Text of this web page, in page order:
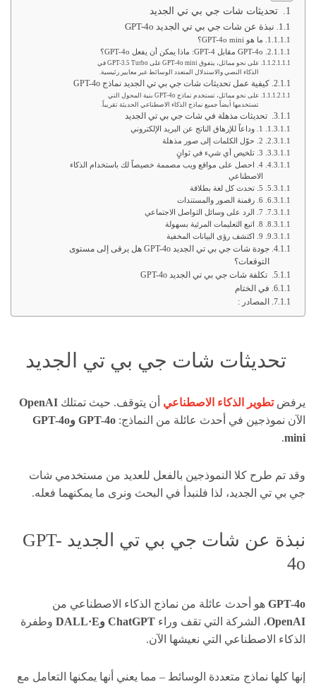
تحديثات شات جي بي تي الجديد
نبذة عن شات جي بي تي الجديد GPT-4o
ما هو GPT-4o mini؟
GPT-4o مقابل GPT-4: ماذا يمكن أن يفعل GPT-4o؟
على نحو مماثل، يتفوق GPT-4o mini على GPT-3.5 Turbo في
الذكاء النصي والاستدلال المتعدد الوسائط عبر معايير رئيسية.
كيفية عمل تحديثات شات جي بي تي الجديد نماذج GPT-4o
على نحو مماثل، تستخدم نماذج GPT-4o بنية المحول التي
تستخدمها أيضاً جميع نماذج الذكاء الاصطناعي الحديثة تقريباً.
تحديثات مذهلة في شات جي بي تي الجديد
1. وداعاً للإرهاق الناتج عن البريد الإلكتروني
2. حوّل الكلمات إلى صور مذهلة
3. تلخيص أي شيء في ثوانٍ
4. احصل على مواقع ويب مصممة خصيصاً لك باستخدام الذكاء
الاصطناعي
5. تحدث كل لغة بطلاقة
6. رقمنة الصور والمستندات
7. الرد على وسائل التواصل الاجتماعي
8. اتبع التعليمات المرئية بسهولة
9. اكتشف رؤى البيانات المخفية
جودة شات جي بي تي الجديد GPT-4o هل يرقى إلى مستوى
التوقعات؟
تكلفة شات جي بي تي الجديد GPT-4o
في الختام
المصادر :
تحديثات شات جي بي تي الجديد
يرفضتطوير الذكاء الاصطناعي أن يتوقف. حيث تمتلك OpenAI
الآن نموذجين في أحدث عائلة من النماذج:
GPT-4o وGPT-4o
mini
.
وقد تم طرح كلا النموذجين بالفعل للعديد من مستخدمي شات
جي بي تي الجديد، لذا فلنبدأ في البحث ونرى ما يمكنهما فعله.
نبذة عن شات جي بي تي الجديد GPT-
4o
GPT-4o هو أحدث عائلة من نماذج الذكاء الاصطناعي من
OpenAI، الشركة التي تقف وراء ChatGPT وDALL·E
وطفرة
الذكاء الاصطناعي التي نعيشها الآن.
إنها كلها نماذج متعددة الوسائط – مما يعني أنها يمكنها التعامل مع